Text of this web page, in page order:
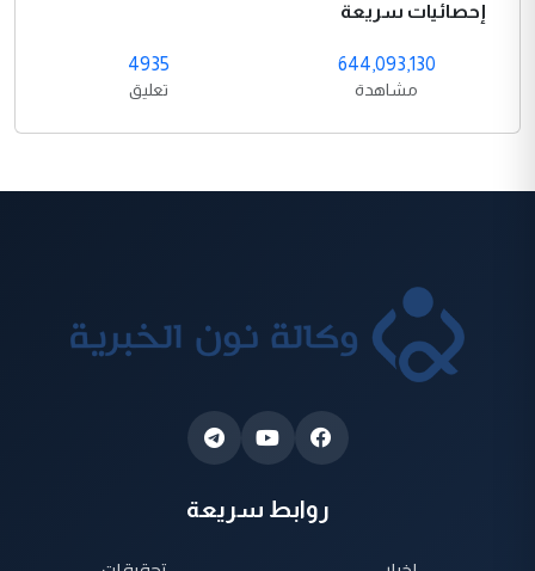
إحصائيات سريعة
644,093,130
مشاهدة
4935
تعليق
روابط سريعة